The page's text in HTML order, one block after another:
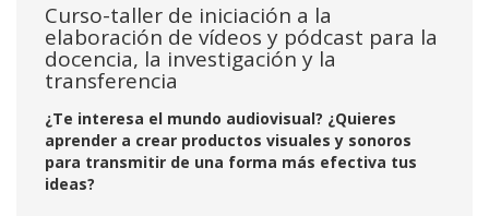
Curso-taller de iniciación a la
elaboración de vídeos y pódcast para la
docencia, la investigación y la
transferencia
¿Te interesa el mundo audiovisual? ¿Quieres
aprender a crear productos visuales y sonoros
para transmitir de una forma más efectiva tus
ideas?